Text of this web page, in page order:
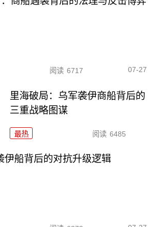
阅读 6717 07-27
里海破局：乌军袭伊商船背后的
三重战略图谋
最热 阅读 6485
伊船背后的对抗升级逻辑